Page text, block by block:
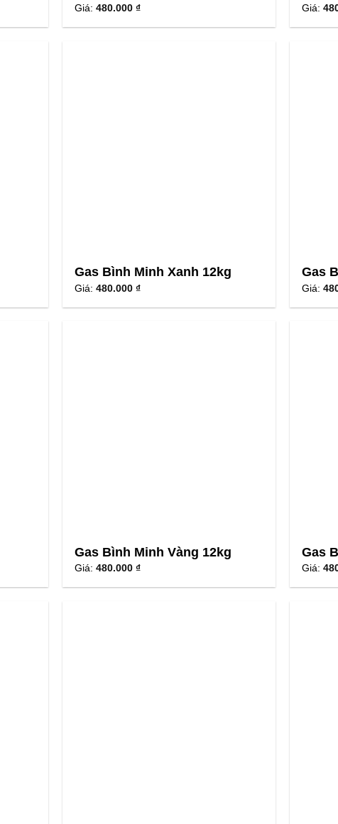
Giá:480.000 ₫ Giá:
Gas Bình Minh Xanh 12kg
Giá:480.000 ₫
Gas
Giá:
Gas Bình Minh Vàng 12kg
Giá:480.000 ₫
Gas
Giá: